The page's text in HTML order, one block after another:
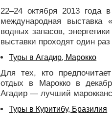
22–24 октября 2013 года
международная выставка
водных запасов,
выставки проходят один
Туры в Агадир, Марокко
Для тех, кто
отдых в Марокко в
Агадир — лучший
Туры в Куритибу, Бразилия